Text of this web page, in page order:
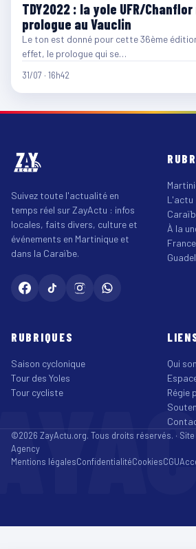
TDY2022 : la yole UFR/
prologue au Vauclin
Le ton est donné pour cette 36ème
effet, le prologue qui se…
31/07 · 16h42
Suivez toute l'actualité en
temps réel sur ZayActu : infos
locales, faits divers, culture et
événements en Martinique et
dans la Caraïbe.
L'actu
À la
RUBRIQUES
Saison cyclonique
Tour des Yoles
Tour cycliste
Qui
Régie
©2026 ZayActu.org. Tous droits réservés. ·
Agency
Mentions légalesConfidentialitéCookiesCGU